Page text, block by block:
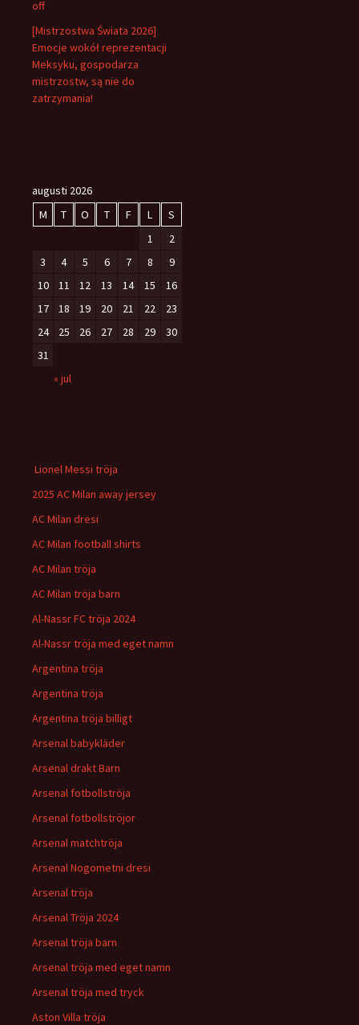
off
[Mistrzostwa Świata 2026]
Emocje wokół reprezentacji
Meksyku, gospodarza
mistrzostw, są nie do
zatrzymania!
augusti 2026
M
T O T F L
S
1
2
3
4 5 6 7 8
9
10
11 12 13 14 15
16
17
18 19 20 21 22
23
24
25 26 27 28 29
30
31
« jul
Lionel Messi tröja
2025 AC Milan away jersey
AC Milan dresi
AC Milan football shirts
AC Milan tröja
AC Milan tröja barn
Al-Nassr FC tröja 2024
Al-Nassr tröja med eget namn
Argentina tröja
Argentina tröja
Argentina tröja billigt
Arsenal babykläder
Arsenal drakt Barn
Arsenal fotbollströja
Arsenal fotbollströjor
Arsenal matchtröja
Arsenal Nogometni dresi
Arsenal tröja
Arsenal Tröja 2024
Arsenal tröja barn
Arsenal tröja med eget namn
Arsenal tröja med tryck
Aston Villa tröja